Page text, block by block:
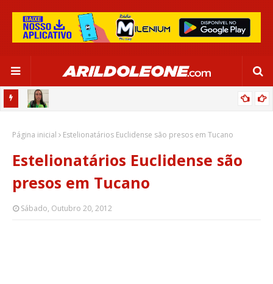
“MAIOR PRESENTE DA MINHA CARREIRA”
Página inicial Estelionatários Euclidense são presos em Tucano
Estelionatários Euclidense são
presos em Tucano
Sábado, Outubro 20, 2012